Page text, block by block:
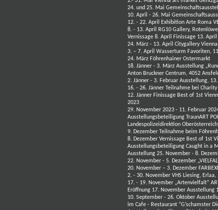
24. und 25. Mai
10. April - 26. Mai
12. - 22. April Exhibition Arte Roma
8. - 13. April
RG10 Gallery,
Vernissage 8. April Finissage 13. April
24. März - 13. April Citygallery
3. – 7. April Wasserturm Favoriten,
24. März Föhrenhainer Ostermarkt
18. Jänner - 3. März Ausstellung
Anton Bruckner Centrum, 4052
2. Jänner - 3. Februar Ausstellung,
16. - 26. Jänner Teilnahme bei
12. Jänner Finissage Best of 1st
2023
29. November 2023 - 11. Februar
Ausstellungsbeteiligung TraunART
Landespolizeidirektion
9. Dezember Teilnahme beim
8. Dezember Vernissage Best of 1st
Ausstellungsbeteiligung Caught in a
Ausstellung 25. November - 8.
22. November - 5. Dezember
20. November – 3. Dezember
2. - 30. November VHS Liesing,
17. - 19. November „Artenvielfalt“
Eröffnung 17. November Ausstellung
10. September - 26. Oktober
im Cafe - Restaurant “G’schamster